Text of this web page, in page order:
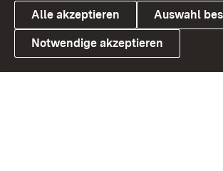
Link zum Landesportal
Alle akzeptieren Auswahl
Notwendige akzeptieren